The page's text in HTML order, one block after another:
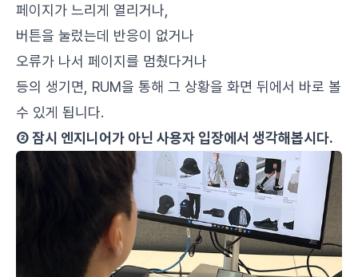
페이지가 느리게 열리거나,
버튼을 눌렀는데 반응이 없거나
오류가 나서 페이지를 멈췄다거나
등의 생기면, RUM을 통해 그 상황을 화면 뒤에서 바로 볼
수 있게 됩니다.
② 잠시 엔지니어가 아닌 사용자 입장에서 생각해봅시다.